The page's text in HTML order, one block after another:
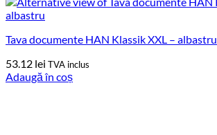
Tava documente HAN Klassik XXL – albastru
53.12 lei TVA inclus
Adaugă în coș